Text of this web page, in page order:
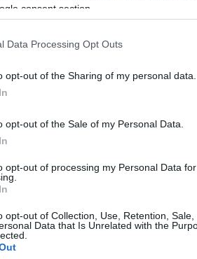
consent section.
Data Processing Opt Outs
opt-out of the Sharing of my personal data.
opt-out of the Sale of my Personal Data.
opt-out of processing my Personal Data
opt-out of Collection, Use, Retention,
Data that Is Unrelated with the